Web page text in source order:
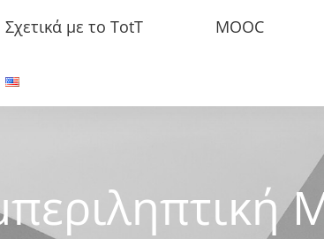
Σχετικά με το TotT MOOC